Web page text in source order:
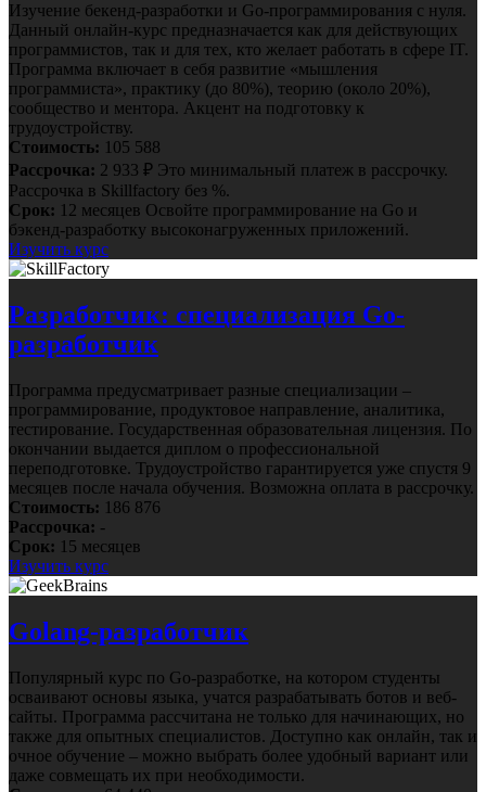
Изучение бекенд-разработки и Go-программирования с нуля.
Данный онлайн-курс предназначается как для действующих
программистов, так и для тех, кто желает работать в сфере IT.
Программа включает в себя развитие «мышления
программиста», практику (до 80%), теорию (около 20%),
сообщество и ментора. Акцент на подготовку к
трудоустройству.
Стоимость: 105 588
Рассрочка: 2 933 ₽ Это минимальный платеж в рассрочку.
Рассрочка в Skillfactory без %.
Срок: 12 месяцев Освойте программирование на Go и
бэкенд-разработку высоконагруженных приложений.
Изучить курс
Разработчик: специализация Go-
разработчик
Программа предусматривает разные специализации –
программирование, продуктовое направление, аналитика,
тестирование. Государственная образовательная лицензия. По
окончании выдается диплом о профессиональной
переподготовке. Трудоустройство гарантируется уже спустя 9
месяцев после начала обучения. Возможна оплата в рассрочку.
Стоимость: 186 876
Рассрочка: -
Срок: 15 месяцев
Изучить курс
Golang-разработчик
Популярный курс по Go-разработке, на котором студенты
осваивают основы языка, учатся разрабатывать ботов и веб-
сайты. Программа рассчитана не только для начинающих, но
также для опытных специалистов. Доступно как онлайн, так и
очное обучение – можно выбрать более удобный вариант или
даже совмещать их при необходимости.